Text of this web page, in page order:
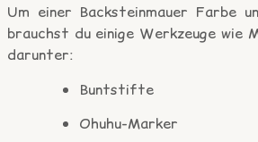
Um einer Backsteinmauer Farbe
brauchst du einige Werkzeuge wie
darunter:
Buntstifte
Ohuhu-Marker